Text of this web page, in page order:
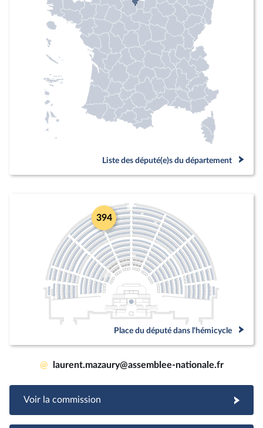
Liste des député(e)s du département
394
Place du député dans l'hémicycle
@ laurent.mazaury@assemblee-nationale.fr
Voir la commission